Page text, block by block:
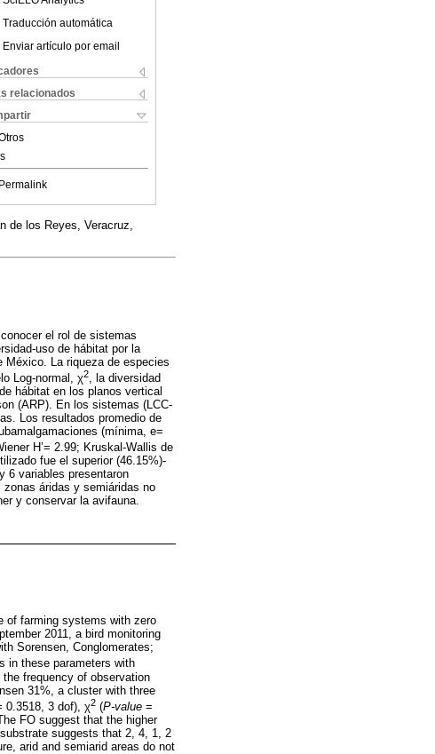
Traducción automática
Enviar artículo por email
relacionados
Permalink
de los Reyes, Veracruz,
el rol de sistemas
uso de hábitat por la
México. La riqueza de especies
Log-normal, χ2
, la diversidad
hábitat en los planos vertical
(ARP). En los sistemas (LCC-
Los resultados promedio de
(mínima, e=
H’= 2.99; Kruskal-Wallis de
fue el superior (46.15%)-
6 variables presentaron
áridas y semiáridas no
y conservar la avifauna.
of farming systems with zero
2011, a bird monitoring
Sorensen, Conglomerates;
in these parameters with
frequency of observation
31%, a cluster with three
0.3518, 3 dof), χ2 (P-value =
FO suggest that the higher
suggests that 2, 4, 1, 2
arid and semiarid areas do not